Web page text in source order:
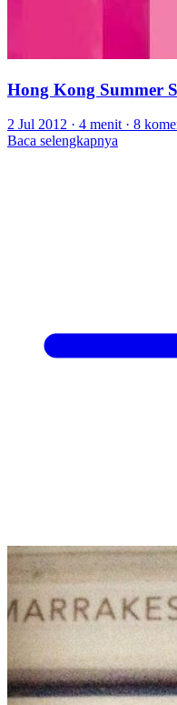
Hong Kong Summer
2 Jul 2012 · 4 menit · 8
Baca selengkapnya